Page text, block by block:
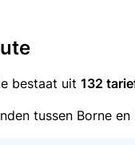
bestaat uit 132
tussen Borne